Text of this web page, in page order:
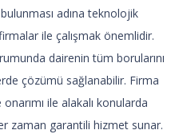
adına teknolojik
ile çalışmak önemlidir.
dairenin tüm borularını
çözümü sağlanabilir. Firma
ile alakalı konularda
zaman garantili hizmet sunar.